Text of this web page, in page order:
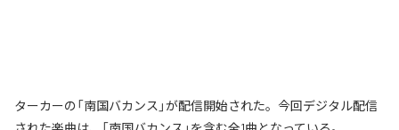
ターカーの「南国バカンス」が配信開始された。今回デジタル配信